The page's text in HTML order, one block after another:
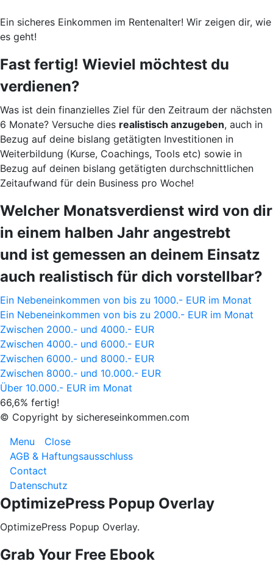
Ein sicheres Einkommen im Rentenalter! Wir zeigen dir, wie
es geht!
Fast fertig! Wieviel möchtest du
verdienen?
Was ist dein finanzielles Ziel für den Zeitraum der nächsten
6 Monate? Versuche dies realistisch anzugeben, auch in
Bezug auf deine bislang getätigten Investitionen in
Weiterbildung (Kurse, Coachings, Tools etc) sowie in
Bezug auf deinen bislang getätigten durchschnittlichen
Zeitaufwand für dein Business pro Woche!
Welcher Monatsverdienst wird von dir
in einem halben Jahr angestrebt
und ist gemessen an deinem Einsatz
auch realistisch für dich vorstellbar?
Ein Nebeneinkommen von bis zu 1000.- EUR im Monat
Ein Nebeneinkommen von bis zu 2000.- EUR im Monat
Zwischen 2000.- und 4000.- EUR
Zwischen 4000.- und 6000.- EUR
Zwischen 6000.- und 8000.- EUR
Zwischen 8000.- und 10.000.- EUR
Über 10.000.- EUR im Monat
66,6% fertig!
© Copyright by sichereseinkommen.com
Menu
Close
AGB & Haftungsausschluss
Contact
Datenschutz
OptimizePress Popup Overlay
OptimizePress Popup Overlay.
Grab Your Free Ebook